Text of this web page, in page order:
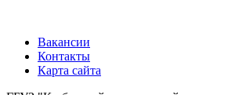
Вакансии
Контакты
Карта сайта